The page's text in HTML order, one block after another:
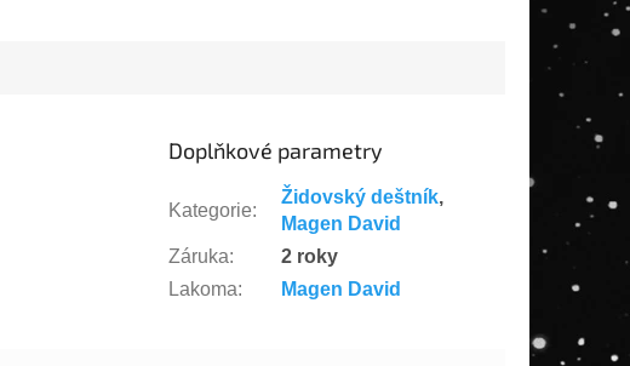
Doplňkové parametry
Kategorie:
Židovský deštník,
Magen David
Záruka:
2 roky
Lakoma: Magen David